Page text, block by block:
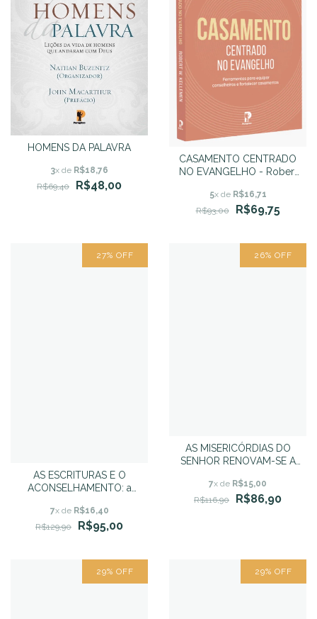
HOMENS DA PALAVRA
3x de R$18,76
R$69,40
R$48,00
CASAMENTO CENTRADO
NO EVANGELHO - Robert
5x de R$16,71
R$93,00
R$69,75
27% OFF
AS ESCRITURAS E O
ACONSELHAMENTO: a
em um mundo devastado -
Bob Kellemen e Jeff Forley
7x de R$16,40
R$129,90
R$95,00
26% OFF
AS MISERICÓRDIAS DO
SENHOR RENOVAM-SE A
Paul David Tripp
7x de R$15,00
R$116,90
R$86,90
29% OFF 29% OFF